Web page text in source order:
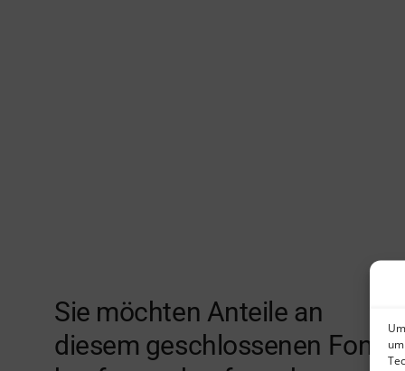
Sie möchten Anteile an
diesem geschlossenen Fonds